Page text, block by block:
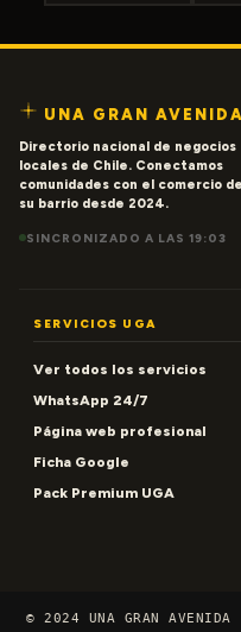
UNA GRAN AVENIDA
Directorio nacional de negocios
locales de Chile. Conectamos
comunidades con el comercio de
su barrio desde 2024.
SINCRONIZADO A LAS 19:03
SERVICIOS UGA
Ver todos los servicios
WhatsApp 24/7
Página web profesional
Ficha Google
Pack Premium UGA
© 2024 UNA GRAN AVENIDA